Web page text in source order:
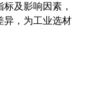
及影响因素，
异，为工业选材